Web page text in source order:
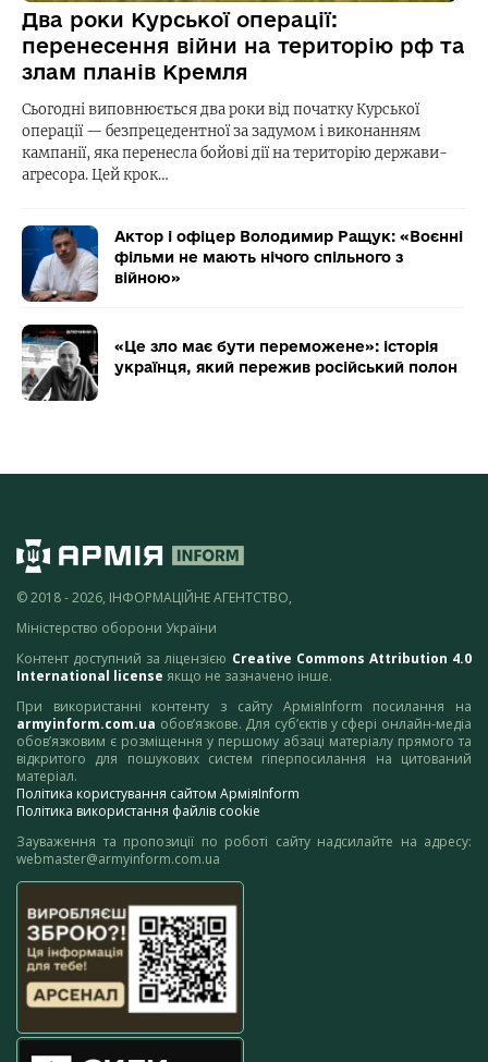
Два роки Курської операції:
перенесення війни на територію рф та
злам планів Кремля
Сьогодні виповнюється два роки від початку Курської
операції — безпрецедентної за задумом і виконанням
кампанії, яка перенесла бойові дії на територію держави-
агресора. Цей крок…
Актор і офіцер Володимир Ращук: «Воєнні
фільми не мають нічого спільного з
війною»
«Це зло має бути переможене»: історія
українця, який пережив російський полон
© 2018 - 2026, ІНФОРМАЦІЙНЕ АГЕНТСТВО,
Міністерство оборони України
Контент доступний за ліцензією Creative Commons Attribution 4.0
International license якщо не зазначено інше.
При використанні контенту з сайту АрміяInform посилання на
armyinform.com.ua обов’язкове. Для суб’єктів у сфері онлайн-медіа
обов’язковим є розміщення у першому абзаці матеріалу прямого та
відкритого для пошукових систем гіперпосилання на цитований
матеріал.
Політика користування сайтом АрміяInform
Політика використання файлів cookie
Зауваження та пропозиції по роботі сайту надсилайте на адресу:
webmaster@armyinform.com.ua